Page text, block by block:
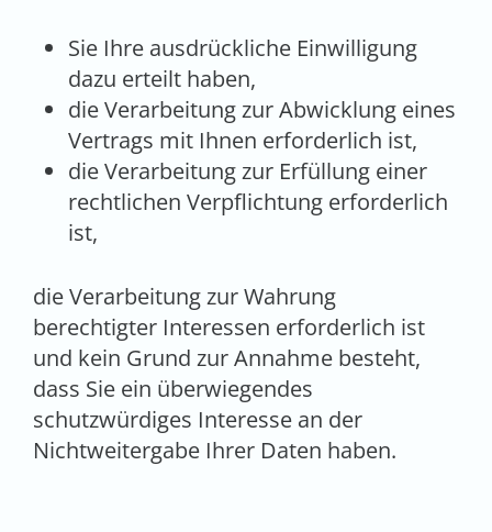
Sie Ihre ausdrückliche Einwilligung
dazu erteilt haben,
die Verarbeitung zur Abwicklung eines
Vertrags mit Ihnen erforderlich ist,
die Verarbeitung zur Erfüllung einer
rechtlichen Verpflichtung erforderlich
ist,
die Verarbeitung zur Wahrung
berechtigter Interessen erforderlich ist
und kein Grund zur Annahme besteht,
dass Sie ein überwiegendes
schutzwürdiges Interesse an der
Nichtweitergabe Ihrer Daten haben.